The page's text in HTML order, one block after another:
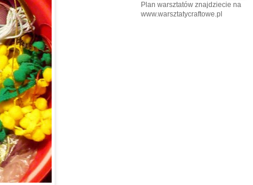
Plan warsztatów znajdziecie na
www.warsztatycraftowe.pl